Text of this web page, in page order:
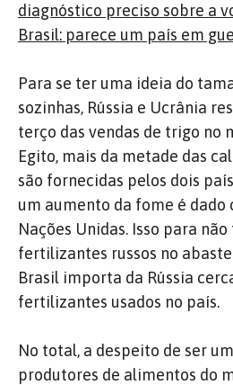
diagnóstico preciso sobre a
Brasil: parece um país em
Para se ter uma ideia do
sozinhas, Rússia e Ucrânia
terço das vendas de trigo no
Egito, mais da metade das
são fornecidas pelos dois
um aumento da fome é dado
Nações Unidas. Isso para
fertilizantes russos no
Brasil importa da Rússia
fertilizantes usados no país.
No total, a despeito de ser
produtores de alimentos do